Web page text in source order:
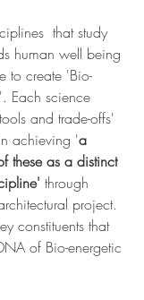
that study
human well being
to create 'Bio-
Each science
and trade-offs'
achieving 'a
these as a distinct
through
project.
constituents that
of Bio-energetic